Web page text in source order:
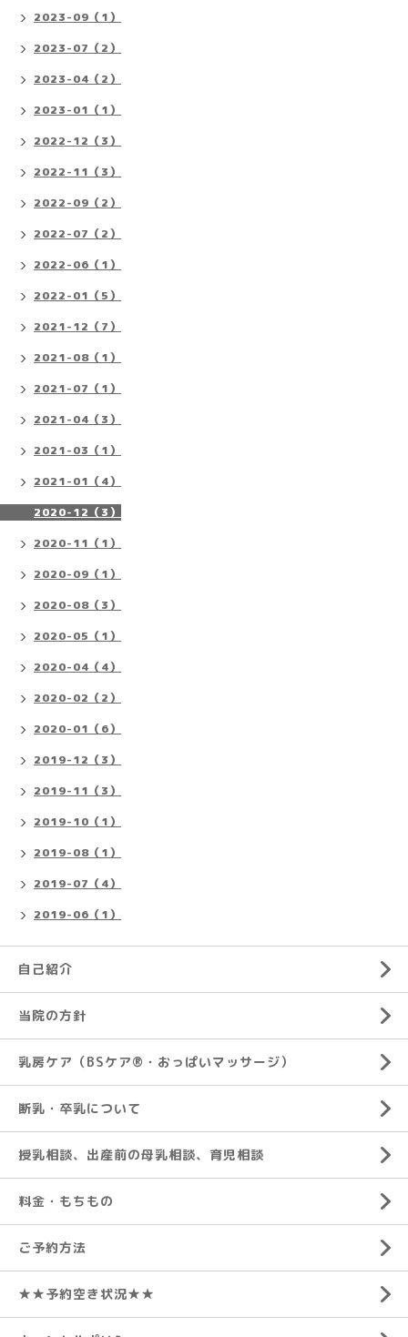
2023-09（1）
2023-07（2）
2023-04（2）
2023-01（1）
2022-12（3）
2022-11（3）
2022-09（2）
2022-07（2）
2022-06（1）
2022-01（5）
2021-12（7）
2021-08（1）
2021-07（1）
2021-04（3）
2021-03（1）
2021-01（4）
2020-12（3）
2020-11（1）
2020-09（1）
2020-08（3）
2020-05（1）
2020-04（4）
2020-02（2）
2020-01（6）
2019-12（3）
2019-11（3）
2019-10（1）
2019-08（1）
2019-07（4）
2019-06（1）
自己紹介
当院の方針
乳房ケア（BSケア®︎・おっぱいマッサージ）
断乳・卒乳について
授乳相談、出産前の母乳相談、育児相談
料金・もちもの
ご予約方法
★★予約空き状況★★